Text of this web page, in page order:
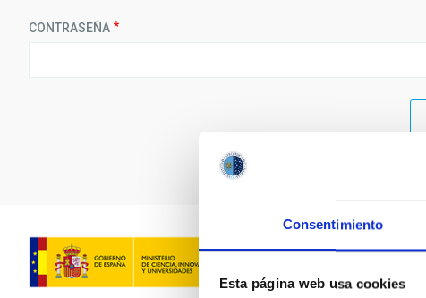
Consentimiento
Esta página web usa cookies
CONTRASEÑA